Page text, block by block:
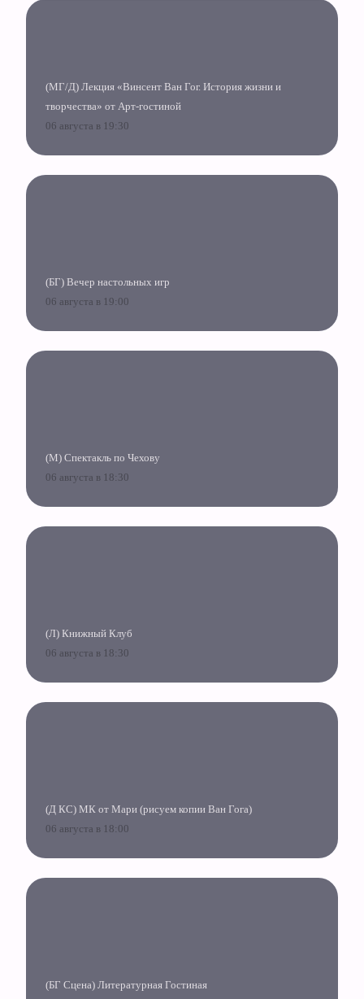
(МГ/Д) Лекция «Винсент Ван Гог. История жизни и
творчества» от Арт-гостиной
06 августа в 19:30
(БГ) Вечер настольных игр
06 августа в 19:00
(М) Спектакль по Чехову
06 августа в 18:30
(Л) Книжный Клуб
06 августа в 18:30
(Д КС) МК от Мари (рисуем копии Ван Гога)
06 августа в 18:00
(БГ Сцена) Литературная Гостиная